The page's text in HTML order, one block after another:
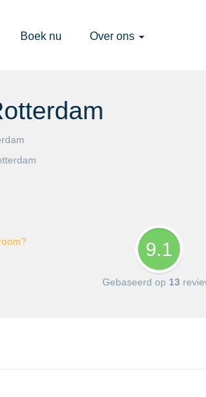
Boek nu Over ons
9.1
Gebaseerd op 13